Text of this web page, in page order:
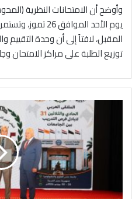
وأوضح أن الامتحانات النظرية
المقبل، لافتاً إلى أن وحدة التقييم
توزيع الطلبة على مراكز الامتحان
ا